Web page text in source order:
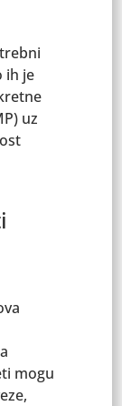
ih je
uz
mogu